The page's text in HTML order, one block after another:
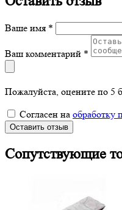
Ваше имя *
Ваш комментарий *
Пожалуйста, оцените по 5
Согласен на обработку
Оставить отзыв
Сопутствующие